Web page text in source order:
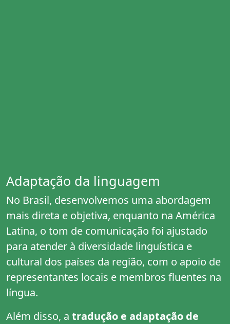
Adaptação da linguagem
No Brasil, desenvolvemos uma abordagem
mais direta e objetiva, enquanto na América
Latina, o tom de comunicação foi ajustado
para atender à diversidade linguística e
cultural dos países da região, com o apoio de
representantes locais e membros fluentes na
língua.
Além disso, a tradução e adaptação de